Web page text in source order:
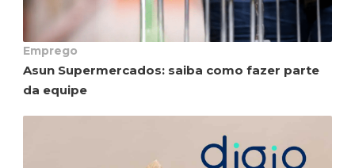
Emprego
Asun Supermercados: saiba como fazer parte
da equipe